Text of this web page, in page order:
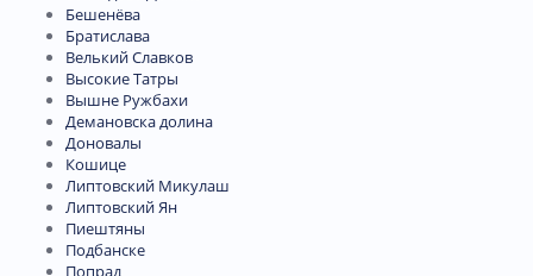
Бешенёва
Братислава
Велький Славков
Высокие Татры
Вышне Ружбахи
Демановска долина
Доновалы
Кошице
Липтовский Микулаш
Липтовский Ян
Пиештяны
Подбанске
Попрад